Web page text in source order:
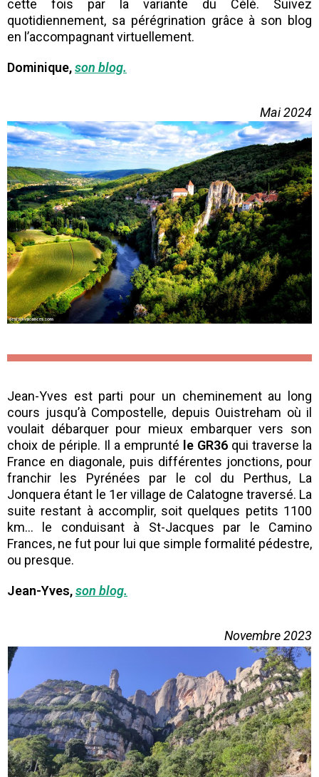
cette fois par la variante du Célé. Suivez
quotidiennement, sa pérégrination grâce à son blog
en l’accompagnant virtuellement.
Dominique,son blog.
Mai 2024
Jean-Yves est parti pour un cheminement au long
cours jusqu’à Compostelle, depuis Ouistreham où il
voulait débarquer pour mieux embarquer vers son
choix de périple. Il a emprunté le GR36 qui traverse la
France en diagonale, puis différentes jonctions, pour
franchir les Pyrénées par le col du Perthus, La
Jonquera étant le 1er village de Calatogne traversé. La
suite restant à accomplir, soit quelques petits 1100
km… le conduisant à St-Jacques par le Camino
Frances, ne fut pour lui que simple formalité pédestre,
ou presque.
Jean-Yves,son blog.
Novembre 2023